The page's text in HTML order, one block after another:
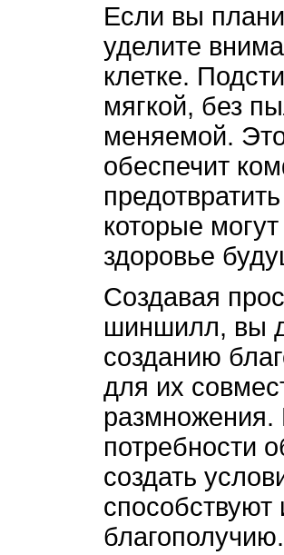
Если вы
уделите
клетке.
мягкой, без
меняемой.
обеспечит
которые
здоровье
Создавая
шиншилл, вы
созданию
для их
размножения.
потребности
создать
способствуют
благополучию.